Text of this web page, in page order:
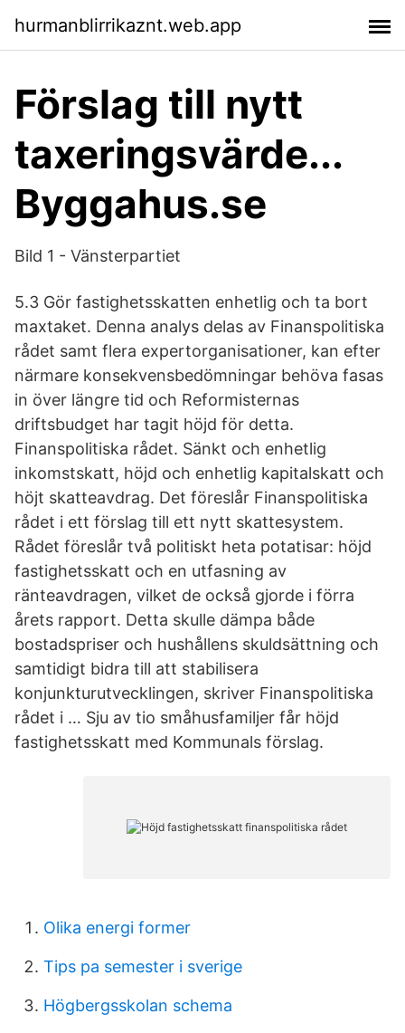
hurmanblirrikaznt.web.app
Förslag till nytt
taxeringsvärde...
Byggahus.se
Bild 1 - Vänsterpartiet
5.3 Gör fastighetsskatten enhetlig och ta bort
maxtaket. Denna analys delas av Finanspolitiska
rådet samt flera expertorganisationer, kan efter
närmare konsekvensbedömningar behöva fasas
in över längre tid och Reformisternas
driftsbudget har tagit höjd för detta.
Finanspolitiska rådet. Sänkt och enhetlig
inkomstskatt, höjd och enhetlig kapitalskatt och
höjt skatteavdrag. Det föreslår Finanspolitiska
rådet i ett förslag till ett nytt skattesystem.
Rådet föreslår två politiskt heta potatisar: höjd
fastighetsskatt och en utfasning av
ränteavdragen, vilket de också gjorde i förra
årets rapport. Detta skulle dämpa både
bostadspriser och hushållens skuldsättning och
samtidigt bidra till att stabilisera
konjunkturutvecklingen, skriver Finanspolitiska
rådet i … Sju av tio småhusfamiljer får höjd
fastighetsskatt med Kommunals förslag.
Olika energi former
Tips pa semester i sverige
Högbergsskolan schema